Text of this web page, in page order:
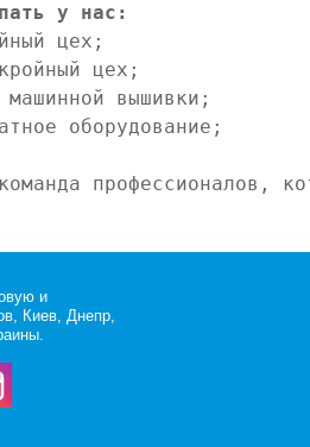
у нас:
цех;
цех;
вышивки;
оборудование;
профессионалов,
и
Киев, Днепр,